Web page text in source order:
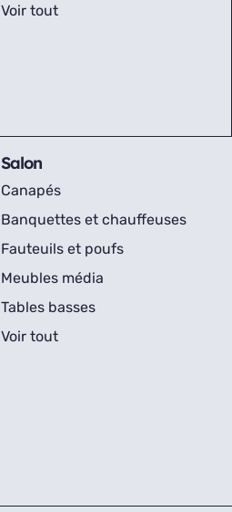
Voir tout
Salon
Canapés
Banquettes et chauffeuses
Fauteuils et poufs
Meubles média
Tables basses
Voir tout